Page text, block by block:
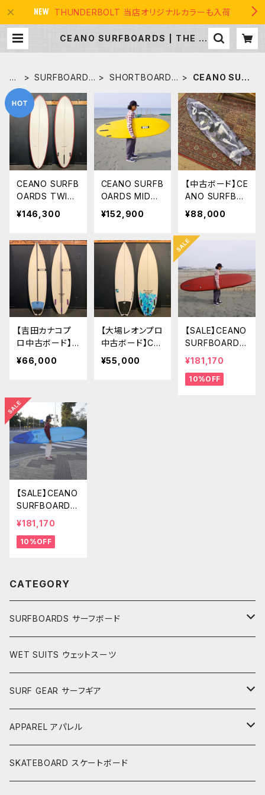
THUNDERBOLT 当店オリジナルカラーも入荷
CEANO SURFBOARDS | THE U
H
O
M
E
SURFBOARDS
SHORTBOARDS
CEANO SUR
CEANO SURFB
OARDS TWIN
GLE 6'2"' YOS
HIDA SHAPE
¥146,300
CEANO SURFB
OARDS MID
6’8” ミッドレン
グス
¥152,900
【中古ボード】CE
ANO SURFBO
ARDS パフォー
マンスフィッシュ
5’8” ツインフィ
ッシュ YOSHI
HE USA SURF
オリジナル
¥88,000
【吉田カナコプ
ロ中古ボード】C
EANO SURFB
OARDS 5’8”
NAKO YOSHI
DA PRO仕様 Y
OSHIDA SHAP
E
¥66,000
【大場レオンプロ
中古ボード】CE
ANO SURFBO
ARDS 5’6”1/
¥55,000
【SALE】CEANO
SURFBOARDS
SOFT PIG 9’4”
NEW PIG
¥181,170
10%OFF
【SALE】CEANO
SURFBOARDS
ALLROUND LO
ラウンド
¥181,170
10%OFF
CATEGORY
SURFBOARDS サーフボード
LONGBOARDS ロングボード
AKIRA ISHIZUKA
CASH SURFBOARDS
SHORTBOARDS ショートボード
CASH SUFBOARDS
CEANO SURFBOARDS
MID LENGTH ミッドレングス
CASH SURFBOARDS
USEDBOARDS 中古サーフボード
WET SUITS ウェットスーツ
SURF GEAR サーフギア
FIN
LEASH
APPAREL アパレル
HURLEY
SKATEBOARD スケートボード